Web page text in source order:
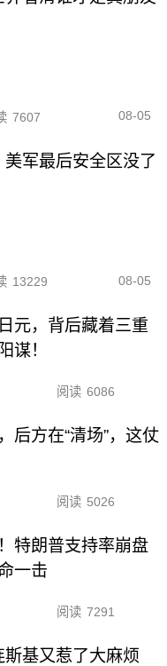
7607 08-05
军最后安全区没了
13229 08-05
元，背后藏着三重
谋！
阅读 6086
后方在“清场”，这仗
阅读 5026
特朗普支持率崩盘
一击
阅读 7291
基又惹了大麻烦